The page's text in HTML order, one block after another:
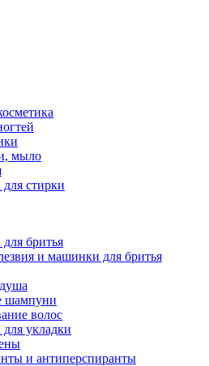
мыло
для стирки
для бритья
и машинки для бритья
шампуни
волос
для укладки
и антиперспиранты